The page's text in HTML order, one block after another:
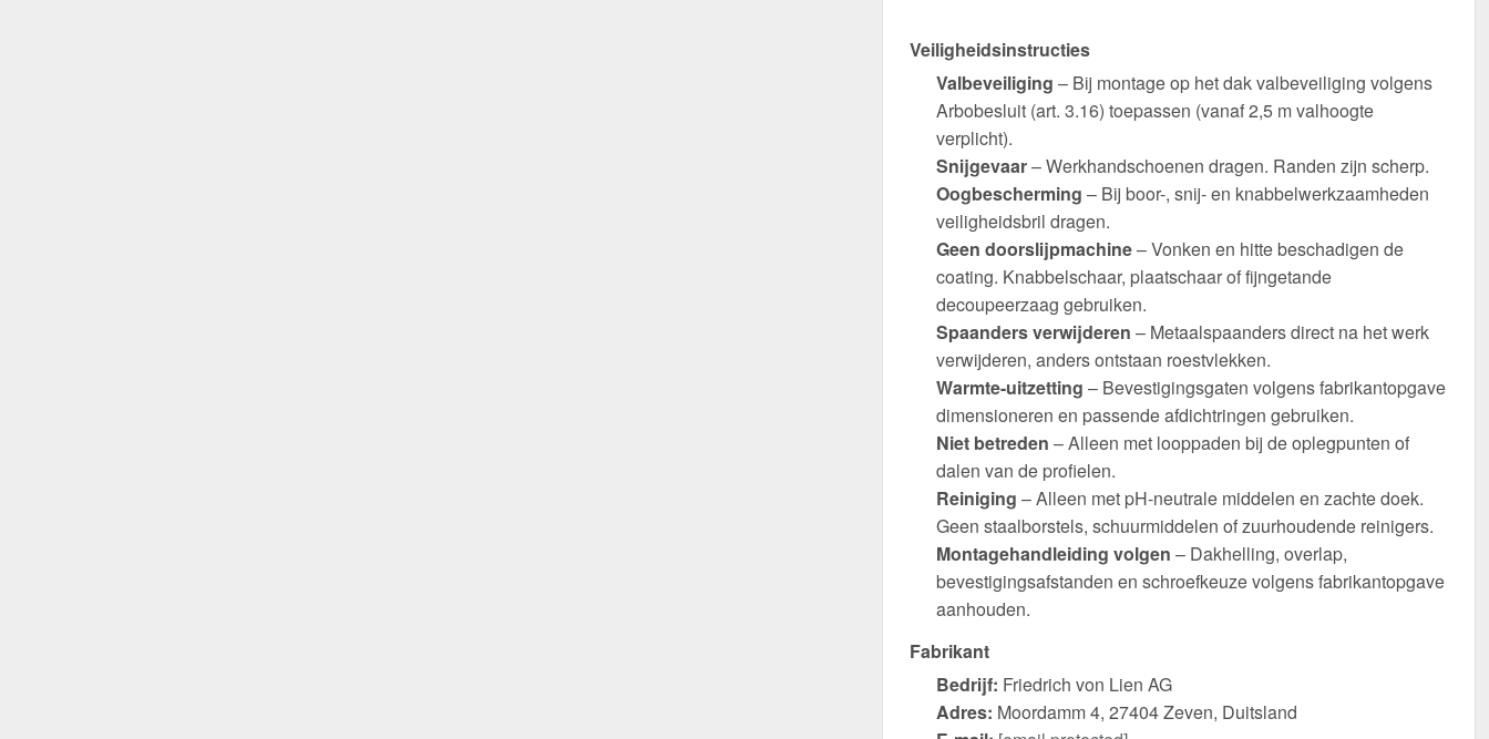
Veiligheidsinstructies
Valbeveiliging – Bij montage op het dak valbeveiliging volgens
Arbobesluit (art. 3.16) toepassen (vanaf 2,5 m valhoogte
verplicht).
Snijgevaar– Werkhandschoenen dragen. Randen zijn scherp.
Oogbescherming – Bij boor-, snij- en knabbelwerkzaamheden
veiligheidsbril dragen.
Geen doorslijpmachine– Vonken en hitte beschadigen de
coating. Knabbelschaar, plaatschaar of fijngetande
decoupeerzaag gebruiken.
Spaanders verwijderen – Metaalspaanders direct na het werk
verwijderen, anders ontstaan roestvlekken.
Warmte-uitzetting – Bevestigingsgaten volgens fabrikantopgave
dimensioneren en passende afdichtringen gebruiken.
Niet betreden – Alleen met looppaden bij de oplegpunten of
dalen van de profielen.
Reiniging – Alleen met pH-neutrale middelen en zachte doek.
Geen staalborstels, schuurmiddelen of zuurhoudende reinigers.
Montagehandleiding volgen – Dakhelling, overlap,
bevestigingsafstanden en schroefkeuze volgens fabrikantopgave
aanhouden.
Fabrikant
Bedrijf: Friedrich von Lien AG
Adres: Moordamm 4, 27404 Zeven, Duitsland